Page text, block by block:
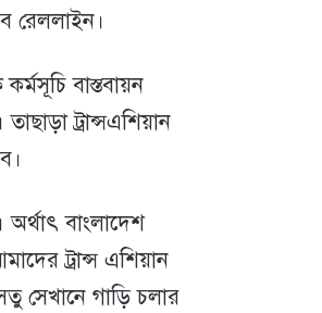
রেললাইন।
বাস্তবায়ন
ট্রান্সএশিয়ান
বাংলাদেশ
ট্রান্স এশিয়ান
সেখানে গাড়ি চলার